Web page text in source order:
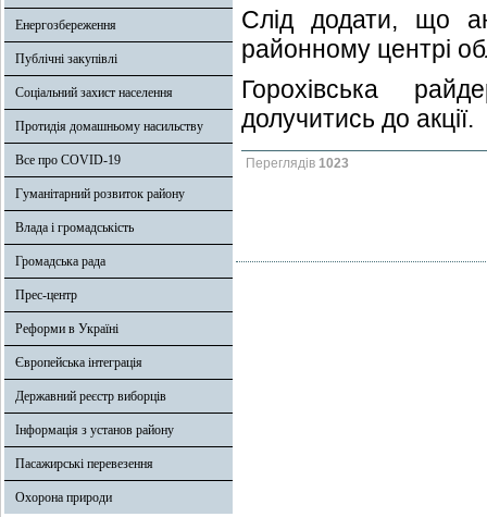
Енергозбереження
Публічні закупівлі
Соціальний захист населення
Протидія домашньому насильству
Все про COVID-19
Гуманітарний розвиток району
Влада і громадськість
Громадська рада
Прес-центр
Реформи в Україні
Європейська інтеграція
Державний реєстр виборців
Інформація з установ району
Пасажирські перевезення
Охорона природи
Слід додати, що
районному центрі
Горохівська
долучитись до акції.
Переглядів 1023